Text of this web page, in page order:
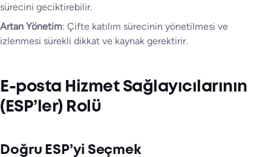
sürecini geciktirebilir.
Artan Yönetim: Çifte katılım sürecinin yönetilmesi ve
izlenmesi sürekli dikkat ve kaynak gerektirir.
E-posta Hizmet Sağlayıcılarının
(ESP’ler) Rolü
Doğru ESP’yi Seçmek